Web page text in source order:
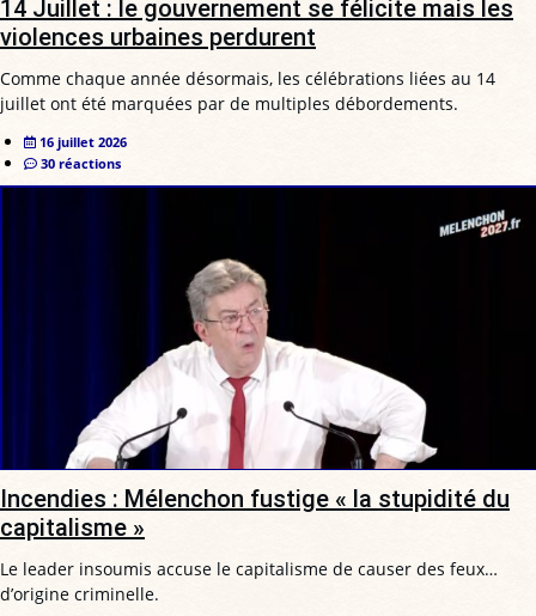
14 Juillet : le gouvernement se félicite mais les
violences urbaines perdurent
Comme chaque année désormais, les célébrations liées au 14
juillet ont été marquées par de multiples débordements.
16 juillet 2026
30 réactions
Incendies : Mélenchon fustige « la stupidité du
capitalisme »
Le leader insoumis accuse le capitalisme de causer des feux…
d’origine criminelle.